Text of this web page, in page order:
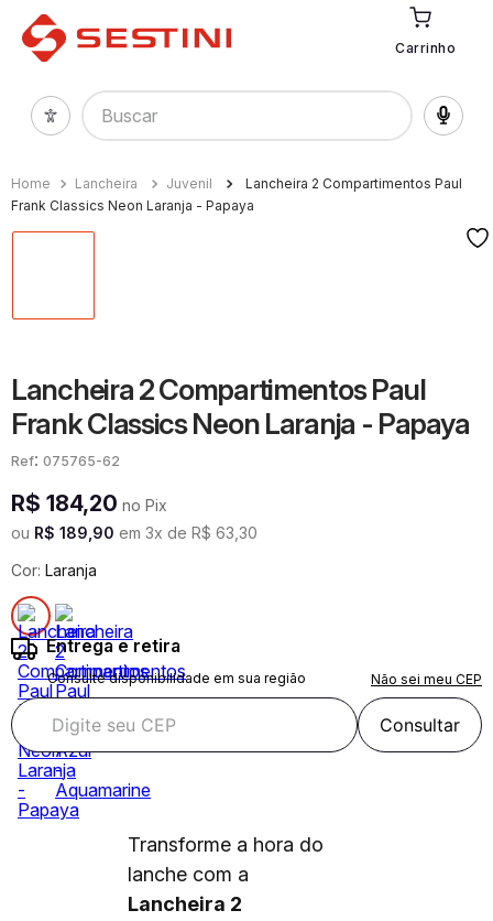
Carrinho
Buscar
Lancheira Juvenil
Lancheira 2 Compartimentos Paul
Frank Classics Neon Laranja - Papaya
Lancheira 2 Compartimentos Paul
Frank Classics Neon Laranja - Papaya
: 075765-62
R$ 184,20 no Pix
ou R$ 189 90 em 3x de R$ 63 30
Cor: Laranja
Entrega e retira
Consulte disponibilidade em sua região Não sei meu CEP
Consultar
Transforme a hora do
lanche com a
Lancheira 2